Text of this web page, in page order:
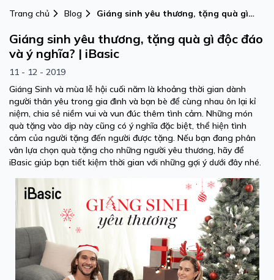
Trang chủ Blog
Giáng sinh yêu thương, tặng quà gì
Giáng sinh yêu thương, tặng quà gì độc đáo
và ý nghĩa? | iBasic
11 - 12 - 2019
Giáng Sinh và mùa lễ hội cuối năm là khoảng thời gian dành
người thân yêu trong gia đình và bạn bè để cùng nhau ôn lại kỉ
niệm, chia sẻ niềm vui và vun đúc thêm tình cảm. Những món
quà tặng vào dịp này cũng có ý nghĩa đặc biệt, thể hiện tình
cảm của người tặng đến người được tặng. Nếu bạn đang phân
vân lựa chọn quà tặng cho những người yêu thương, hãy để
iBasic giúp bạn tiết kiệm thời gian với những gợi ý dưới đây nhé.